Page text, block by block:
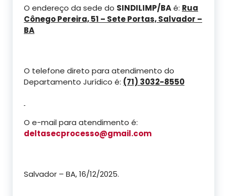
O endereço da sede do SINDILIMP/BAé: Rua
Cônego Pereira, 51 – Sete Portas, Salvador –
BA
O telefone direto para atendimento do
Departamento Jurídico é: (71) 3032-8550
O e-mail para atendimento é:
deltasecprocesso@gmail.com
Salvador – BA, 16/12/2025.